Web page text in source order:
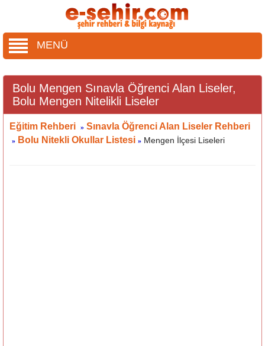
MENÜ
Bolu Mengen Sınavla Öğrenci Alan Liseler,
Bolu Mengen Nitelikli Liseler
Eğitim Rehberi » Sınavla Öğrenci Alan Liseler Rehberi
» Bolu Nitekli Okullar Listesi » Mengen İlçesi Liseleri